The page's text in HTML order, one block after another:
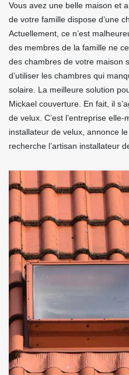
Vous avez une belle maison et
de votre famille dispose d’une
Actuellement, ce n’est
des membres de la famille ne
des chambres de votre maison
d’utiliser les chambres qui
solaire. La meilleure solution
Mickael couverture. En fait, il
de velux. C’est l’entreprise
installateur de velux, annonce
recherche l’artisan installateur